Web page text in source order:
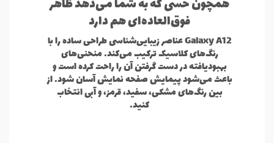
همچون حسی که به شما می‌دهد ظاهر
فوق‌العاده‌ای هم دارد
Galaxy A12 عناصر زیبایی‌شناسی طراحی ساده را با
رنگ‌های کلاسیک ترکیب می‌کند. منحنی‌های
بهبودیافته در دست گرفتن آن را راحت کرده است و
باعث می‌شود پیمایش صفحه نمایش آسان شود. از
بین رنگ‌های مشکی، سفید، قرمز، و آبی انتخاب
کنید.